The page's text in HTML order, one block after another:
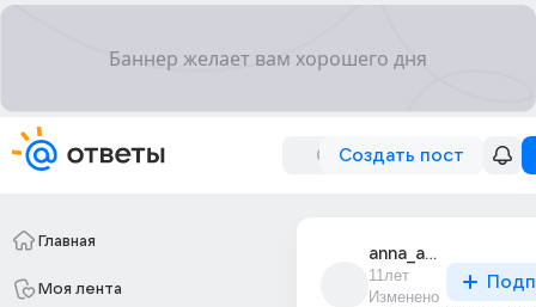
Создать пост
Главная
Моя лента
anna_anna_10220
11лет
Изменено